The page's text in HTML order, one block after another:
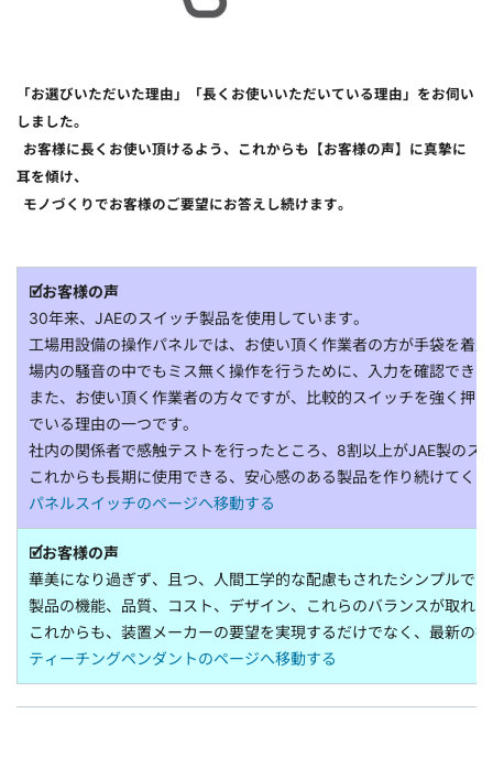
「お選びいただいた理由」「長くお使いいただいている理由」をお伺い
しました。
お客様に長くお使い頂けるよう、これからも【お客様の声】に真摯に
耳を傾け、
モノづくりでお客様のご要望にお答えし続けます。
🗹お客様の声
30年来、JAEのスイッチ製品を使用しています。
工場用設備の操作パネルでは、お使い頂く作業者の方が手袋を着
場内の騒音の中でもミス無く操作を行うために、入力を確認でき
また、お使い頂く作業者の方々ですが、比較的スイッチを強く押
でいる理由の一つです。
社内の関係者で感触テストを行ったところ、8割以上がJAE製のス
これからも長期に使用できる、安心感のある製品を作り続けてく
パネルスイッチのページへ移動する
🗹お客様の声
華美になり過ぎず、且つ、人間工学的な配慮もされたシンプルで
製品の機能、品質、コスト、デザイン、これらのバランスが取れ
これからも、装置メーカーの要望を実現するだけでなく、最新の
ティーチングペンダントのページへ移動する